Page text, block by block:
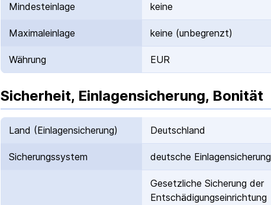
Mindesteinlage keine
Maximaleinlage keine (unbegrenzt)
Währung EUR
Sicherheit, Einlagensicherung, Bonität
Land (Einlagen­sicherung) Deutschland
Sicherungs­system deutsche Einlagen­sicherung
Gesetzliche Sicherung der
Entschädigungs­einrichtung